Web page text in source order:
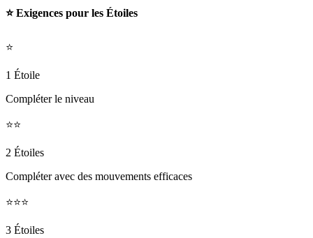
⭐ Exigences pour les Étoiles
⭐
1 Étoile
Compléter le niveau
⭐⭐
2 Étoiles
Compléter avec des mouvements efficaces
⭐⭐⭐
3 Étoiles